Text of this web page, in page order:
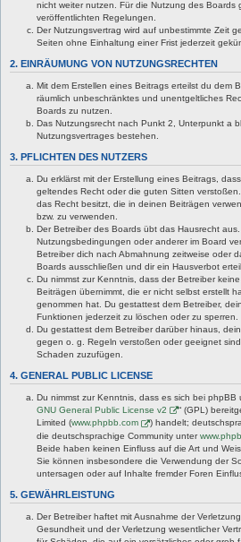
nicht weiter nutzen. Für die Nutzung des Boards
veröffentlichten Regelungen.
Der Nutzungsvertrag wird auf unbestimmte Zeit
Seiten ohne Einhaltung einer Frist jederzeit
2. EINRÄUMUNG VON NUTZUNGSRECHTEN
Mit dem Erstellen eines Beitrags erteilst du dem
räumlich unbeschränktes und unentgeltliches
Boards zu nutzen.
Das Nutzungsrecht nach Punkt 2, Unterpunkt a
Nutzungsvertrages bestehen.
3. PFLICHTEN DES NUTZERS
Du erklärst mit der Erstellung eines Beitrags,
geltendes Recht oder die guten Sitten
das Recht besitzt, die in deinen Beiträgen
bzw. zu verwenden.
Der Betreiber des Boards übt das Hausrecht
Nutzungsbedingungen oder anderer im Board
Betreiber dich nach Abmahnung zeitweise oder
Boards ausschließen und dir ein Hausverbot
Du nimmst zur Kenntnis, dass der Betreiber
Beiträgen übernimmt, die er nicht selbst erstellt
genommen hat. Du gestattest dem Betreiber,
Funktionen jederzeit zu löschen oder zu sperren.
Du gestattest dem Betreiber darüber hinaus,
gegen o. g. Regeln verstoßen oder geeignet
Schaden zuzufügen.
4. GENERAL PUBLIC LICENSE
Du nimmst zur Kenntnis, dass es sich bei phpBB
GNU General Public License v2
“ (GPL)
Limited (www.phpbb.com
) handelt;
die deutschsprachige Community unter
Beide haben keinen Einfluss auf die Art und
Sie können insbesondere die Verwendung der
untersagen oder auf Inhalte fremder Foren
5. GEWÄHRLEISTUNG
Der Betreiber haftet mit Ausnahme der
Gesundheit und der Verletzung wesentlicher